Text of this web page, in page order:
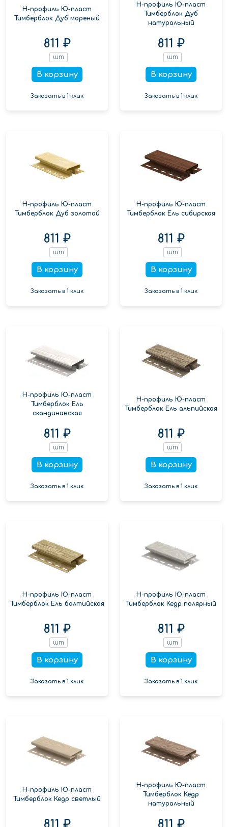
Н-профиль Ю-пласт
Тимберблок Дуб мореный
811 ₽
шт
В корзину
Заказать в 1 клик
Н-профиль Ю-пласт
Тимберблок Дуб
натуральный
811 ₽
шт
В корзину
Заказать в 1 клик
Н-профиль Ю-пласт
Тимберблок Дуб золотой
811 ₽
шт
В корзину
Заказать в 1 клик
Н-профиль Ю-пласт
Тимберблок Ель сибирская
811 ₽
шт
В корзину
Заказать в 1 клик
Н-профиль Ю-пласт
Тимберблок Ель
скандинавская
811 ₽
шт
В корзину
Заказать в 1 клик
Н-профиль Ю-пласт
Тимберблок Ель альпийская
811 ₽
шт
В корзину
Заказать в 1 клик
Н-профиль Ю-пласт
Тимберблок Ель балтийская
811 ₽
шт
В корзину
Заказать в 1 клик
Н-профиль Ю-пласт
Тимберблок Кедр полярный
811 ₽
шт
В корзину
Заказать в 1 клик
Н-профиль Ю-пласт
Тимберблок Кедр светлый
811 ₽
Н-профиль Ю-пласт
Тимберблок Кедр
натуральный
811 ₽